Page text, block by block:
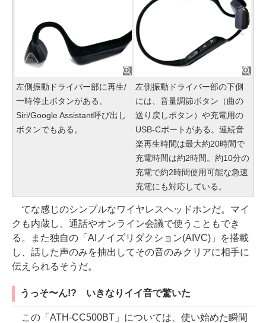
左側振動ドライバー部に再生/
一時停止ボタンがある。
Siri/Google Assistant呼び出し
ボタンでもある。
左側振動ドライバー部の下側
には、音量調節ボタン（曲の
送り戻しボタン）や充電用の
USB-Cポートがある。連続音
楽再生時間は最大約20時間で
充電時間は約2時間。約10分の
充電で約2時間使用可能な急速
充電にも対応している。
てな感じのシンプルなワイヤレスヘッドホンだ。マイ
クも内蔵し、通話やオンライン会議で使うこともでき
る。また独自の「AIノイズリダクション(AIVC)」を搭載
し、話した声のみを抽出してその音のみクリアに相手に
伝えられるそうだ。
うっそ〜ん!? いきなりイイ音で驚いた
この「ATH-CC500BT」については、使い始めた瞬間